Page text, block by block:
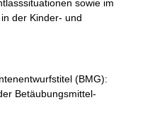
sowie im
der Kinder- und
(BMG):
Betäubungsmittel-